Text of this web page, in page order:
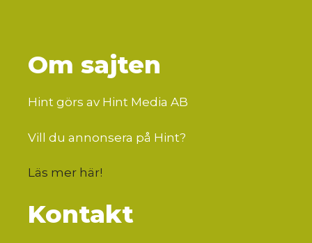
Om sajten
Hint görs av Hint Media AB
Vill du annonsera på Hint?
Läs mer här!
Kontakt